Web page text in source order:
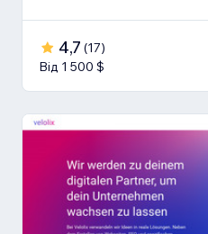
4,7 (17)
Від 1 500 $